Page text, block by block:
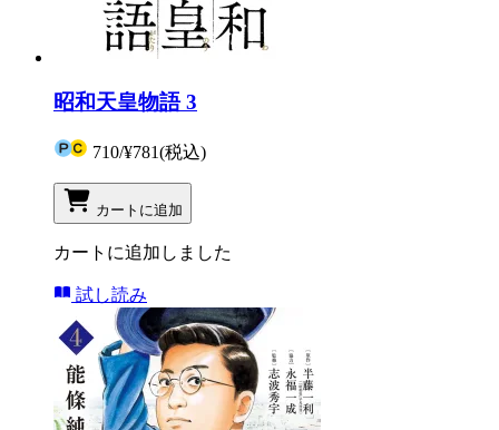
昭和天皇物語 3
710/¥781(税込)
カートに追加
カートに追加しました
試し読み